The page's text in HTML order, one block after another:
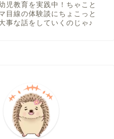
児教育を実践中！ちゃこと
目線の体験談にちょこっと
事な話をしていくのじゃ♪